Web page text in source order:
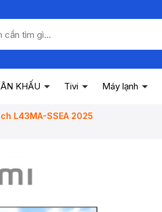
KHẤU Tivi Máy lạnh
L43MA-SSEA 2025